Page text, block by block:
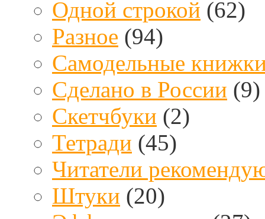
Одной строкой (62)
Разное (94)
Самодельные
Сделано в России (9)
Скетчбуки (2)
Тетради (45)
Читатели
Штуки (20)